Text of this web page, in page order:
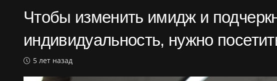
Чтобы изменить имидж и
индивидуальность, нужно
5 лет назад